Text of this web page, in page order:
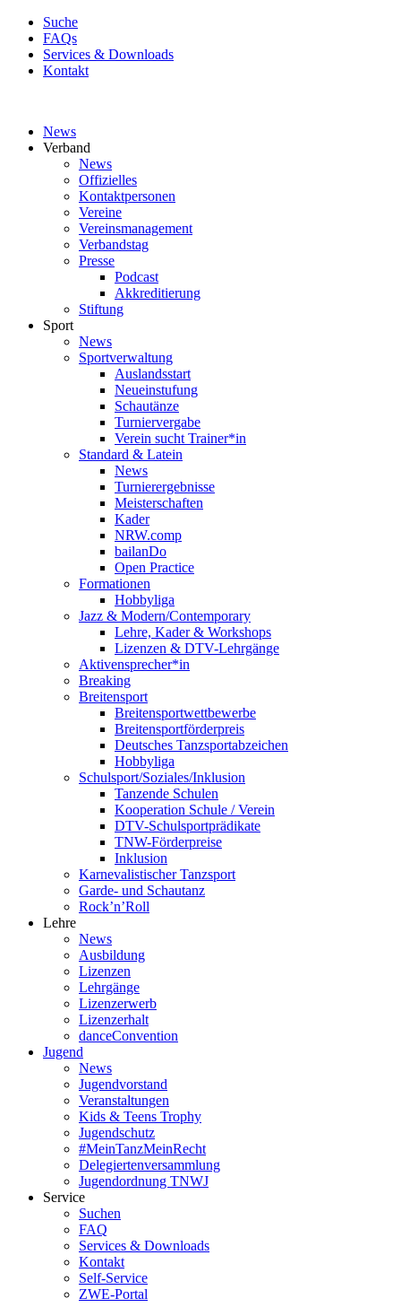
Suche
FAQs
Services & Downloads
Kontakt
News
Verband
News
Offizielles
Kontaktpersonen
Vereine
Vereinsmanagement
Verbandstag
Presse
Podcast
Akkreditierung
Stiftung
Sport
News
Sportverwaltung
Auslandsstart
Neueinstufung
Schautänze
Turniervergabe
Verein sucht Trainer*in
Standard & Latein
News
Turnierergebnisse
Meisterschaften
Kader
NRW.comp
bailanDo
Open Practice
Formationen
Hobbyliga
Jazz & Modern/Contemporary
Lehre, Kader & Workshops
Lizenzen & DTV-Lehrgänge
Aktivensprecher*in
Breaking
Breitensport
Breitensportwettbewerbe
Breitensportförderpreis
Deutsches Tanzsportabzeichen
Hobbyliga
Schulsport/Soziales/Inklusion
Tanzende Schulen
Kooperation Schule / Verein
DTV-Schulsportprädikate
TNW-Förderpreise
Inklusion
Karnevalistischer Tanzsport
Garde- und Schautanz
Rock’n’Roll
Lehre
News
Ausbildung
Lizenzen
Lehrgänge
Lizenzerwerb
Lizenzerhalt
danceConvention
Jugend
News
Jugendvorstand
Veranstaltungen
Kids & Teens Trophy
Jugendschutz
#MeinTanzMeinRecht
Delegiertenversammlung
Jugendordnung TNWJ
Service
Suchen
FAQ
Services & Downloads
Kontakt
Self-Service
ZWE-Portal